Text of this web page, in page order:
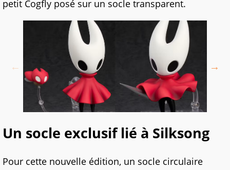
petit Cogfly posé sur un socle transparent.
Un socle exclusif lié à Silksong
Pour cette nouvelle édition, un socle circulaire